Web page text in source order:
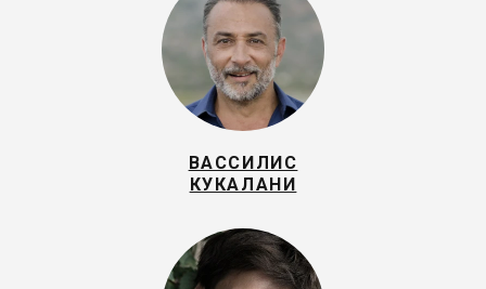
ВАССИЛИС
КУКАЛАНИ